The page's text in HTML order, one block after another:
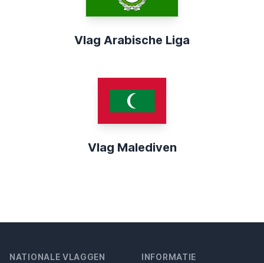
Vlag Arabische Liga
Vlag Malediven
NATIONALE VLAGGEN INFORMATIE